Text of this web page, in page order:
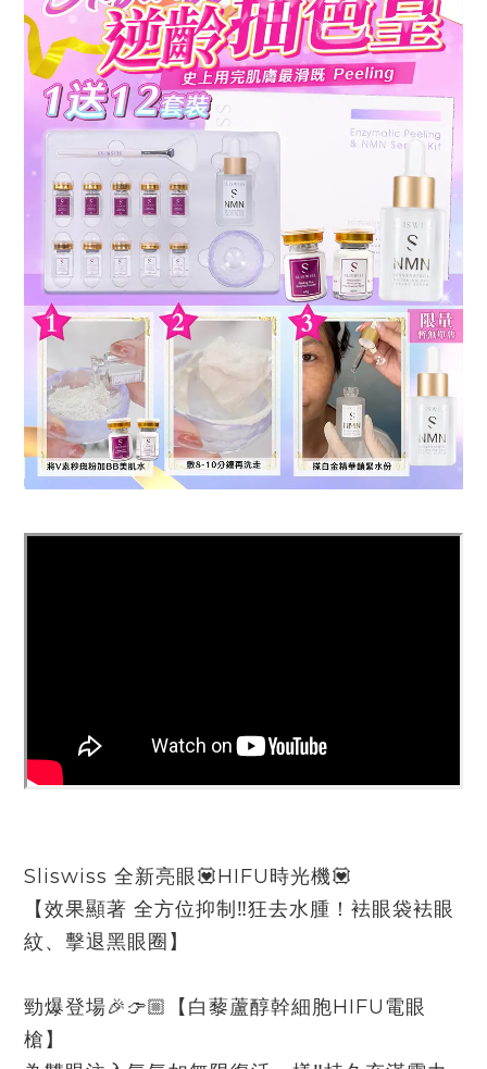
Sliswiss 全新亮眼💟HIFU時光機💟
【效果顯著 全方位抑制‼️狂去水腫！袪眼袋袪眼
紋、擊退黑眼圈】
勁爆登場🎉👉🏼【白藜蘆醇幹細胞HIFU電眼
槍】